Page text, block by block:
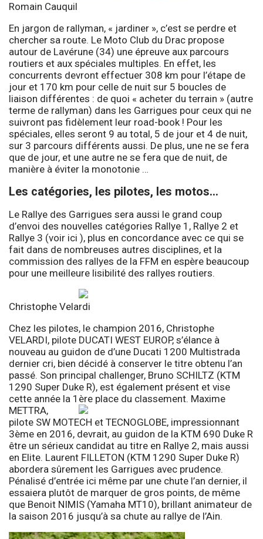
Romain Cauquil
En jargon de rallyman, « jardiner », c’est se perdre et
chercher sa route. Le Moto Club du Drac propose
autour de Lavérune (34) une épreuve aux parcours
routiers et aux spéciales multiples. En effet, les
concurrents devront effectuer 308 km pour l’étape de
jour et 170 km pour celle de nuit sur 5 boucles de
liaison différentes : de quoi « acheter du terrain » (autre
terme de rallyman) dans les Garrigues pour ceux qui ne
suivront pas fidèlement leur road-book ! Pour les
spéciales, elles seront 9 au total, 5 de jour et 4 de nuit,
sur 3 parcours différents aussi. De plus, une ne se fera
que de jour, et une autre ne se fera que de nuit, de
manière à éviter la monotonie …
Les catégories, les pilotes, les motos…
Le Rallye des Garrigues sera aussi le grand coup
d’envoi des nouvelles catégories Rallye 1, Rallye 2 et
Rallye 3 (voir ici ), plus en concordance avec ce qui se
fait dans de nombreuses autres disciplines, et la
commission des rallyes de la FFM en espère beaucoup
pour une meilleure lisibilité des rallyes routiers.
Christophe Velardi
Chez les pilotes, le champion 2016, Christophe
VELARDI, pilote DUCATI WEST EUROP, s’élance à
nouveau au guidon de d’une Ducati 1200 Multistrada
dernier cri, bien décidé à conserver le titre obtenu l’an
passé. Son principal challenger, Bruno SCHILTZ (KTM
1290 Super Duke R), est également présent et vise
cette année la 1ère place du classement. Maxime
METTRA,
pilote SW MOTECH et TECNOGLOBE, impressionnant
3ème en 2016, devrait, au guidon de la KTM 690 Duke R
être un sérieux candidat au titre en Rallye 2, mais aussi
en Elite. Laurent FILLETON (KTM 1290 Super Duke R)
abordera sûrement les Garrigues avec prudence.
Pénalisé d’entrée ici même par une chute l’an dernier, il
essaiera plutôt de marquer de gros points, de même
que Benoit NIMIS (Yamaha MT10), brillant animateur de
la saison 2016 jusqu’à sa chute au rallye de l’Ain.